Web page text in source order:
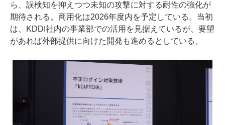
ら、誤検知を抑えつつ未知の攻撃に対する耐性の強化が
期待される。商用化は2026年度内を予定している。当初
は、KDDI社内の事業部での活用を見据えているが、要望
があれば外部提供に向けた開発も進めるとしている。